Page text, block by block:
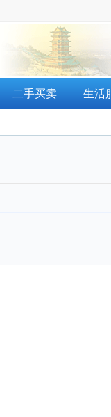
二手买卖 生活